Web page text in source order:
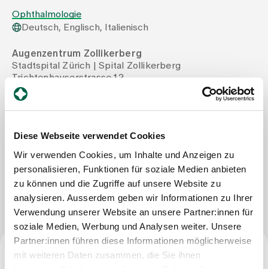
Diese Webseite verwendet Cookies
Wir verwenden Cookies, um Inhalte und Anzeigen zu
personalisieren, Funktionen für soziale Medien anbieten
zu können und die Zugriffe auf unsere Website zu
analysieren. Ausserdem geben wir Informationen zu Ihrer
Verwendung unserer Website an unsere Partner:innen für
soziale Medien, Werbung und Analysen weiter. Unsere
Partner:innen führen diese Informationen möglicherweise
mit weiteren Daten zusammen, die Sie ihnen
Zuweisende
Events
Über uns
Aktuelles
Jobs & Karriere
Kontakt
Blog
Ophthalmologie
Deutsch, Englisch, Italienisch
Augenzentrum Zollikerberg
Stadtspital Zürich | Spital Zollikerberg
Trichtenhauserstrasse 12
8125 Zollikerberg
Tel
Fax
+41 44 397 39 28
Nachricht schreiben